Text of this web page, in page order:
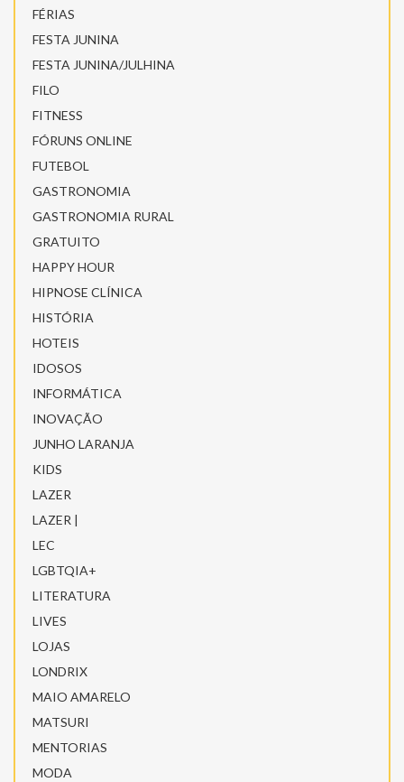
FÉRIAS
FESTA JUNINA
FESTA JUNINA/JULHINA
FILO
FITNESS
FÓRUNS ONLINE
FUTEBOL
GASTRONOMIA
GASTRONOMIA RURAL
GRATUITO
HAPPY HOUR
HIPNOSE CLÍNICA
HISTÓRIA
HOTEIS
IDOSOS
INFORMÁTICA
INOVAÇÃO
JUNHO LARANJA
KIDS
LAZER
LAZER |
LEC
LGBTQIA+
LITERATURA
LIVES
LOJAS
LONDRIX
MAIO AMARELO
MATSURI
MENTORIAS
MODA